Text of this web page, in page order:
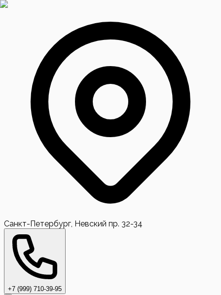
Санкт-Петербург, Невский пр. 32-34
+7 (999) 710-39-95